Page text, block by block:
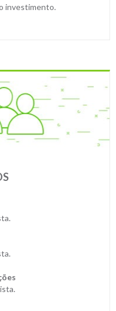
investimento.